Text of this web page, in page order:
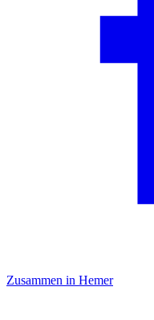
Zusammen in Hemer